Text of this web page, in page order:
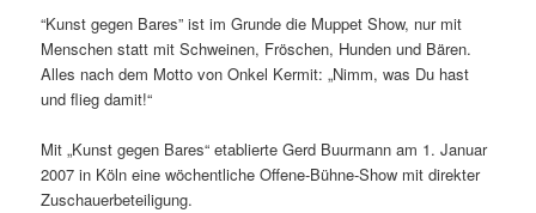
“Kunst gegen Bares” ist im Grunde die Muppet Show, nur mit
Menschen statt mit Schweinen, Fröschen, Hunden und Bären.
Alles nach dem Motto von Onkel Kermit: „Nimm, was Du hast
und flieg damit!“
Mit „Kunst gegen Bares“ etablierte Gerd Buurmann am 1. Januar
2007 in Köln eine wöchentliche Offene-Bühne-Show mit direkter
Zuschauerbeteiligung.